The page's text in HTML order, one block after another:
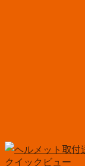
クイックビュー